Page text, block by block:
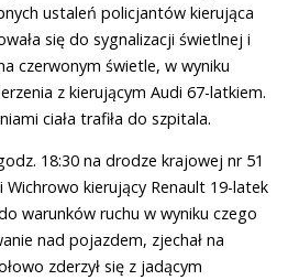
ustaleń policjantów kierująca
się do sygnalizacji świetlnej i
czerwonym świetle, w wyniku
z kierującym Audi 67-latkiem.
ciała trafiła do szpitala.
18:30 na drodze krajowej nr 51
kierujący Renault 19-latek
warunków ruchu w wyniku czego
nad pojazdem, zjechał na
zderzył się z jadącym